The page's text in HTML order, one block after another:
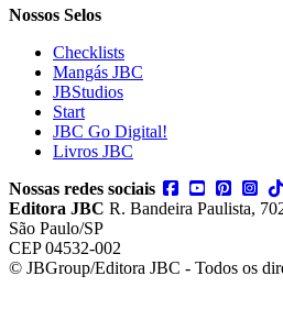
Nossos Selos
Checklists
Mangás JBC
JBStudios
Start
JBC Go Digital!
Livros JBC
Nossas redes sociais
Editora JBC R. Bandeira Paulista,
São Paulo/SP
CEP 04532-002
© JBGroup/Editora JBC - Todos os